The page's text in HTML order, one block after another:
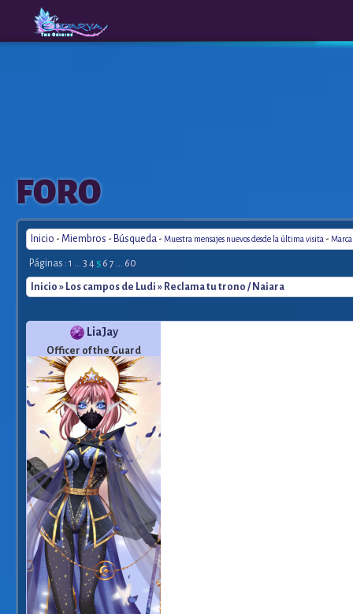
The
Origins
FORO
Inicio - Miembros - Búsqueda - Muestra mensajes nuevos desde la última visita - Marca
Páginas : 1 ... 3 4 5 6 7 ... 60
Inicio » Los campos de Ludi » Reclama tu trono / Naiara
LiaJay
Officer of the Guard